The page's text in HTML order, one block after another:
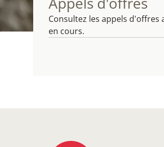
Consultez les appels d'offres
en cours.